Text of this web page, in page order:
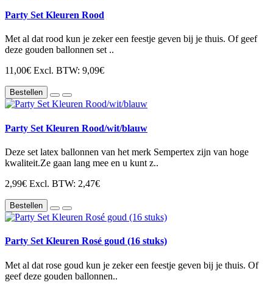
Party Set Kleuren Rood
Met al dat rood kun je zeker een feestje geven bij je thuis. Of geef
deze gouden ballonnen set ..
11,00€ Excl. BTW: 9,09€
Bestellen
Party Set Kleuren Rood/wit/blauw
Deze set latex ballonnen van het merk Sempertex zijn van hoge
kwaliteit.Ze gaan lang mee en u kunt z..
2,99€ Excl. BTW: 2,47€
Bestellen
Party Set Kleuren Rosé goud (16 stuks)
Met al dat rose goud kun je zeker een feestje geven bij je thuis. Of
geef deze gouden ballonnen..